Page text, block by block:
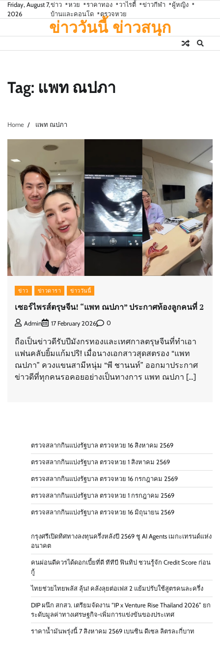
Skip
to
Friday, August 7,
2026
ข่าว หวย ราคาทอง วาไรตี้ ข่าวกีฬา
ผู้หญิง
บ้านและคอนโด
ตรวจหวย
ข่าววันนี้ ข่าวสนุก
Tag: แพท ณปภา
Home แพท ณปภา
ข่าว ข่าวดารา ข่าววันนี้
เซอร์ไพรส์ตรุษจีน! “แพท ณปภา” ประกาศท้องลูกคนที่ 2
Admin 17 February 2026 0
ถือเป็นข่าวดีรับปีมังกรทองและเทศกาลตรุษจีนที่ทำเอา
แฟนคลับยิ้มแก้มปริ! เมื่อนางเอกสาวสุดสตรอง “แพท
ณปภา” ควงแขนสามีหนุ่ม “พี ชานนท์” ออกมาประกาศ
ข่าวดีที่ทุกคนรอคอยอย่างเป็นทางการ แพท ณปภา […]
ตรวจสลากกินแบ่งรัฐบาล ตรวจหวย 16 สิงหาคม 2569
ตรวจสลากกินแบ่งรัฐบาล ตรวจหวย 1 สิงหาคม 2569
ตรวจสลากกินแบ่งรัฐบาล ตรวจหวย 16 กรกฎาคม 2569
ตรวจสลากกินแบ่งรัฐบาล ตรวจหวย 1 กรกฎาคม 2569
ตรวจสลากกินแบ่งรัฐบาล ตรวจหวย 16 มิถุนายน 2569
กรุงศรีเปิดทิศทางลงทุนครึ่งหลังปี 2569 ชู AI Agents เมกะเทรนด์แห่ง
อนาคต
คนผ่อนดีควรได้ดอกเบี้ยที่ดี ทีทีบี ฟินทิป ชวนรู้จัก Credit Score ก่อน
กู้
ไทยช่วยไทยพลัส ลุ้น! คลังลุยต่อเฟส 2 แย้มปรับใช้สูตรคนละครึ่ง
DIP ผนึก สกสว. เตรียมจัดงาน “IP x Venture Rise Thailand 2026” ยก
ระดับมูลค่าทางเศรษฐกิจ-เพิ่มการแข่งขันของประเทศ
ราคาน้ำมันพรุ่งนี้ 7 สิงหาคม 2569 เบนซิน ดีเซล ลิตรละกี่บาท